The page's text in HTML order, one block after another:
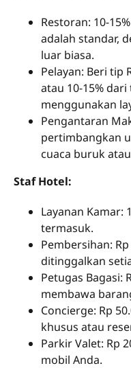
Restoran: 10-
adalah standar,
luar biasa.
Pelayan: Beri tip
atau 10-15%
menggunakan
Pengantaran
pertimbangkan
cuaca buruk
Staf Hotel:
Layanan Kamar:
termasuk.
Pembersihan:
ditinggalkan
Petugas Bagasi:
membawa
Concierge: Rp
khusus atau
Parkir Valet: Rp
mobil Anda.